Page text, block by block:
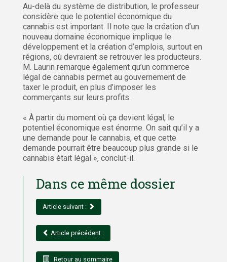
Au-delà du système de distribution, le professeur
considère que le potentiel économique du
cannabis est important. Il note que la création d’un
nouveau domaine économique implique le
développement et la création d’emplois, surtout en
régions, où devraient se retrouver les producteurs.
M. Laurin remarque également qu’un commerce
légal de cannabis permet au gouvernement de
taxer le produit, en plus d’imposer les
commerçants sur leurs profits.
« À partir du moment où ça devient légal, le
potentiel économique est énorme. On sait qu’il y a
une demande pour le cannabis, et que cette
demande pourrait être beaucoup plus grande si le
cannabis était légal », conclut-il.
Dans ce même dossier
Article suivant :
Article précédent :
Retour au sommaire